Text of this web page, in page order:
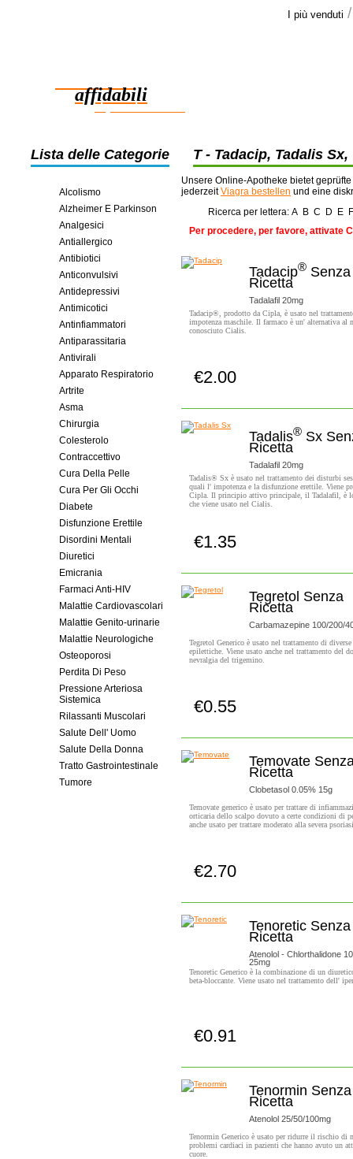
I più venduti
affidabili
risparmio in linea
Lista delle Categorie
T - Tadacip, Tadalis
Tenormin, Thorazine,
Alcolismo
Alzheimer E Parkinson
Analgesici
Antiallergico
Antibiotici
Anticonvulsivi
Antidepressivi
Antimicotici
Antinfiammatori
Antiparassitaria
Antivirali
Apparato Respiratorio
Artrite
Asma
Chirurgia
Colesterolo
Contraccettivo
Cura Della Pelle
Cura Per Gli Occhi
Diabete
Disfunzione Erettile
Disordini Mentali
Diuretici
Emicrania
Farmaci Anti-HIV
Malattie Cardiovascolari
Malattie Genito-urinarie
Malattie Neurologiche
Osteoporosi
Perdita Di Peso
Pressione Arteriosa
Sistemica
Rilassanti Muscolari
Salute Dell' Uomo
Salute Della Donna
Tratto Gastrointestinale
Tumore
Unsere Online-Apotheke bietet
jederzeitViagra bestellen und eine
Ricerca per lettera: A B C D E F
Per procedere, per favore, attivate
Tadacip® Senza
Ricetta
Tadalafil 20mg
Tadacip®, prodotto da Cipla, è usato nel
impotenza maschile. Il farmaco è un' alternativa al
conosciuto Cialis.
€2.00
Tadalis® Sx
Ricetta
Tadalafil 20mg
Tadalis® Sx è usato nel trattamento dei disturbi
quali l' impotenza e la disfunzione erettile. Viene
Cipla. Il principio attivo principale, il Tadalafil, è
che viene usato nel Cialis.
€1.35
Tegretol Senza
Ricetta
Carbamazepine 100/200/
Tegretol Generico è usato nel trattamento di
epilettiche. Viene usato anche nel trattamento del
nevralgia del trigemino.
€0.55
Temovate
Ricetta
Clobetasol 0.05% 15g
Temovate generico è usato per trattare di
orticaria dello scalpo dovuto a certe condizioni di
anche usato per trattare moderato alla severa
€2.70
Tenoretic Senza
Ricetta
Atenolol - Chlorthalidone
25mg
Tenoretic Generico è la combinazione di un
beta-bloccante. Viene usato nel trattamento dell'
€0.91
Tenormin Senza
Ricetta
Atenolol 25/50/100mg
Tenormin Generico è usato per ridurre il rischio di
problemi cardiaci in pazienti che hanno avuto un
cuore.